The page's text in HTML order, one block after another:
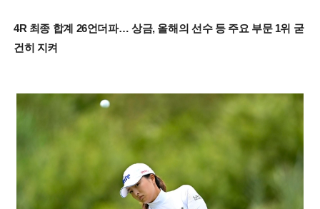
4R 최종 합계 26언더파… 상금, 올해의 선수 등 주요 부문 1위 굳
건히 지켜